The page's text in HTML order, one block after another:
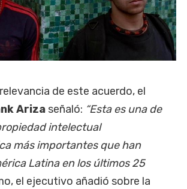
de este acuerdo, el
Ariza señaló: “Esta es una de
intelectual
más importantes que han
Latina en los últimos 25
el ejecutivo añadió sobre la